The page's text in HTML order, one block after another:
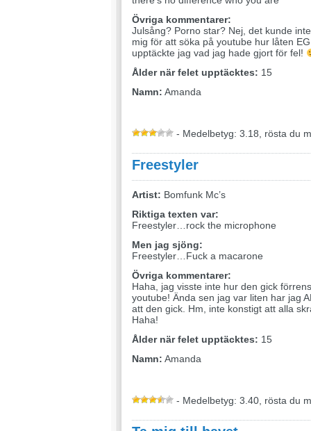
Övriga kommentarer:
Julsång? Porno star? Nej, det kunde
mig för att söka på youtube hur låten
upptäckte jag vad jag hade gjort för fel!
Ålder när felet upptäcktes: 15
Namn: Amanda
- Medelbetyg: 3.18, rösta du
Freestyler
Artist: Bomfunk Mc’s
Riktiga texten var:
Freestyler…rock the microphone
Men jag sjöng:
Freestyler…Fuck a macarone
Övriga kommentarer:
Haha, jag visste inte hur den gick
youtube! Ända sen jag var liten har jag
att den gick. Hm, inte konstigt att alla
Haha!
Ålder när felet upptäcktes: 15
Namn: Amanda
- Medelbetyg: 3.40, rösta du